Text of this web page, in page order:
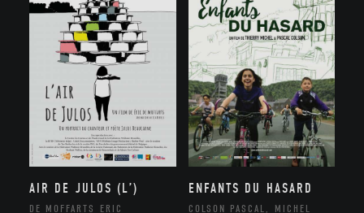
AIR DE JULOS (L’)
DE MOFFARTS ERIC
ENFANTS DU HASARD
COLSON PASCAL, MICHEL